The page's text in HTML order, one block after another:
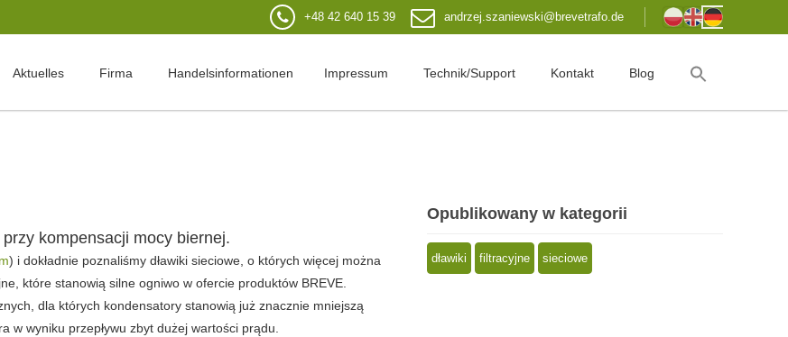
+48 42 640 15 39 andrzej.szaniewski@brevetrafo.de
Aktuelles Firma Handelsinformationen Impressum Technik/Support Kontakt Blog
kompensacji mocy biernej.
) i dokładnie poznaliśmy dławiki sieciowe, o których więcej można
, które stanowią silne ogniwo w ofercie produktów BREVE.
dla których kondensatory stanowią już znacznie mniejszą
w wyniku przepływu zbyt dużej wartości prądu.
Opublikowany w kategorii
dławiki filtracyjne sieciowe